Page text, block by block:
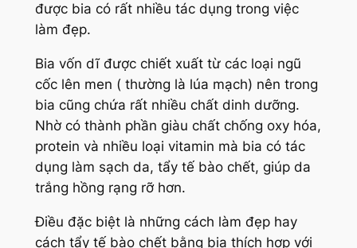
được bia có rất nhiều tác dụng trong việc
làm đẹp.
Bia vốn dĩ được chiết xuất từ các loại ngũ
cốc lên men ( thường là lúa mạch) nên trong
bia cũng chứa rất nhiều chất dinh dưỡng.
Nhờ có thành phần giàu chất chống oxy hóa,
protein và nhiều loại vitamin mà bia có tác
dụng làm sạch da, tẩy tế bào chết, giúp da
trắng hồng rạng rỡ hơn.
Điều đặc biệt là những cách làm đẹp hay
cách tẩy tế bào chết bằng bia thích hợp với